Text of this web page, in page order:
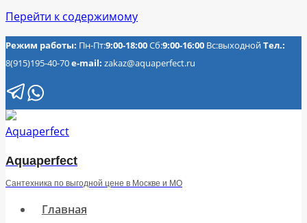
Перейти к содержимому
Режим работы: Пн-Пт:9:00-18:00Сб:9:00-16:00 Вс:выходнойТел.:
8(915)195-40-70e-mail: zakaz@aquaperfect.ru
Aquaperfect
Сантехника по выгодной цене в Москве и МО
Главная